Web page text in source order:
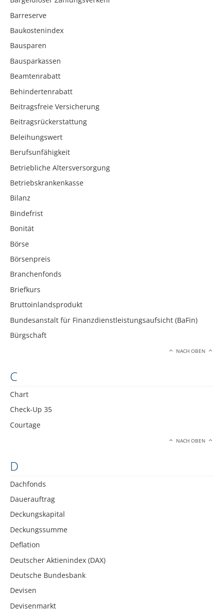
Barreserve
Baukostenindex
Bausparen
Bausparkassen
Beamtenrabatt
Behindertenrabatt
Beitragsfreie Versicherung
Beitragsrückerstattung
Beleihungswert
Berufsunfähigkeit
Betriebliche Altersversorgung
Betriebskrankenkasse
Bilanz
Bindefrist
Bonität
Börse
Börsenpreis
Branchenfonds
Briefkurs
Bruttoinlandsprodukt
Bundesanstalt für Finanzdienstleistungsaufsicht (BaFin)
Bürgschaft
NACH OBEN
C
Chart
Check-Up 35
Courtage
NACH OBEN
D
Dachfonds
Dauerauftrag
Deckungskapital
Deckungssumme
Deflation
Deutscher Aktienindex (DAX)
Deutsche Bundesbank
Devisen
Devisenmarkt